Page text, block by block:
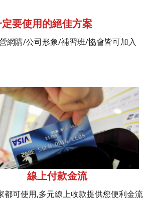
要使用的絕佳方案
網購/公司形象/補習班/協會皆可加入
線上付款金流
都可使用,多元線上收款提供您便利金流